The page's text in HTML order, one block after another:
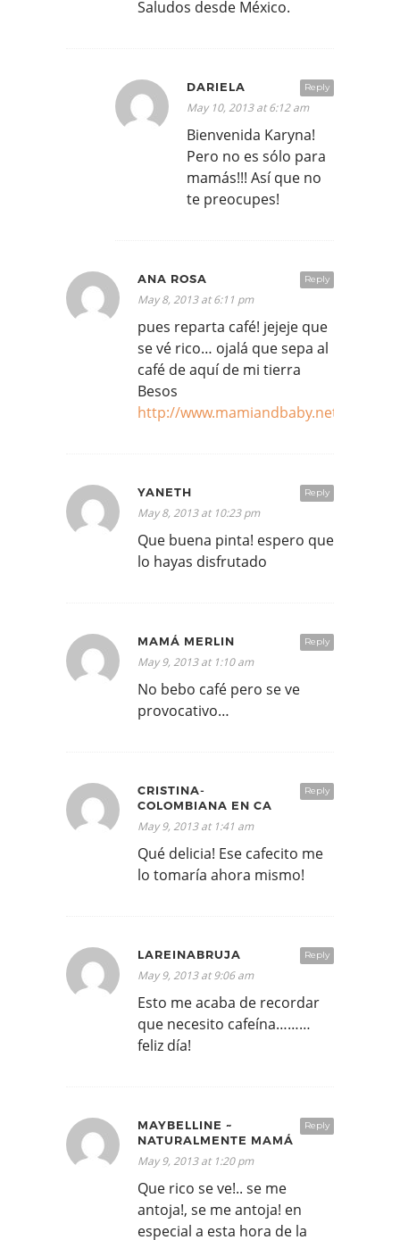
Saludos desde México.
Reply
DARIELA
May 10, 2013 at 6:12 am
Bienvenida Karyna!
Pero no es sólo para
mamás!!! Así que no
te preocupes!
Reply
ANA ROSA
May 8, 2013 at 6:11 pm
pues reparta café! jejeje que
se vé rico… ojalá que sepa al
café de aquí de mi tierra
Besos
http://www.mamiandbaby.net
Reply
YANETH
May 8, 2013 at 10:23 pm
Que buena pinta! espero que
lo hayas disfrutado
Reply
MAMÁ MERLIN
May 9, 2013 at 1:10 am
No bebo café pero se ve
provocativo…
Reply
CRISTINA-
COLOMBIANA EN CA
May 9, 2013 at 1:41 am
Qué delicia! Ese cafecito me
lo tomaría ahora mismo!
Reply
LAREINABRUJA
May 9, 2013 at 9:06 am
Esto me acaba de recordar
que necesito cafeína………
feliz día!
Reply
MAYBELLINE ~
NATURALMENTE MAMÁ
May 9, 2013 at 1:20 pm
Que rico se ve!.. se me
antoja!, se me antoja! en
especial a esta hora de la